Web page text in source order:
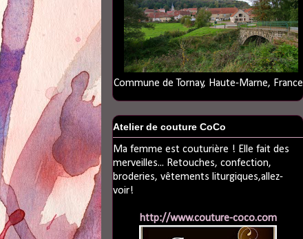
Commune de Tornay, Haute-Marne, France
Atelier de couture CoCo
Ma femme est couturière ! Elle fait des
merveilles... Retouches, confection,
broderies, vêtements liturgiques,allez-
voir!
http://www.couture-coco.com